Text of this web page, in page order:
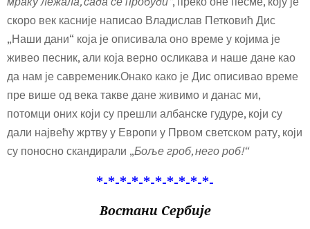
скоро век касније написао Владислав Петковић Дис
„Наши дани“ која је описивала оно време у којима је
живео песник, али која верно осликава и наше дане као
да нам је савременик.Онако како је Дис описивао време
пре више од века такве дане живимо и данас ми,
потомци оних који су прешли албанске гудуре, који су
дали највећу жртву у Европи у Првом светском рату, који
су поносно скандирали „Боље гроб, него роб!“
*-*-*-*-*-*-*-*-*-*-
Востани Сербије